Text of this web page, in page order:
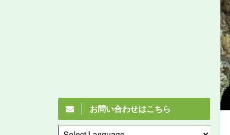
お問い合わせはこちら